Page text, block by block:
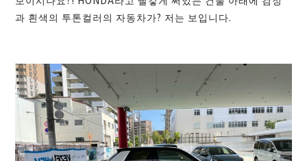
과 흰색의 투톤컬러의 자동차가? 저는 보입니다.